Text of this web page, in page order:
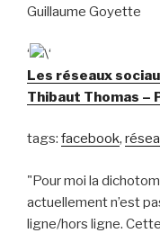
Guillaume Goyette
‘
‘
Les réseaux
Thibaut Thomas
tags: facebook,
"Pour moi la
actuellement n’est
ligne/hors ligne.